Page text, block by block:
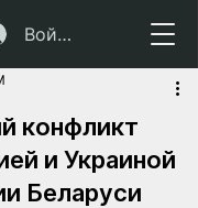
Войти
конфликт
и Украиной
Беларуси